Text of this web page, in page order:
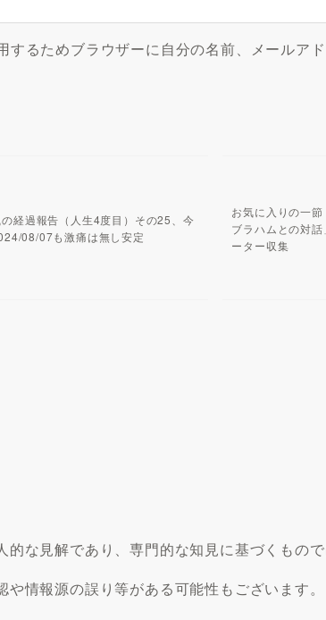
するためブラウザーに自分の名前、メールア
経過報告（人生4度目）その25、今
08/07も激痛は無し安定
お気に入りの一
ブラハムとの対
ーター収集
な見解であり、専門的な知見に基づくもので
情報源の誤り等がある可能性もございます。